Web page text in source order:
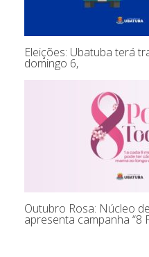
Eleições: Ubatuba terá
domingo 6,
Outubro Rosa: Núcleo
apresenta campanha “8